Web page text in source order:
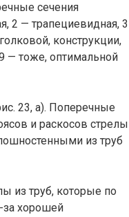
сечения
2 — трапециевидная, 3
конструкции,
— тоже, оптимальной
23, а). Поперечные
и раскосов стрелы
из труб
из труб, которые по
за хорошей